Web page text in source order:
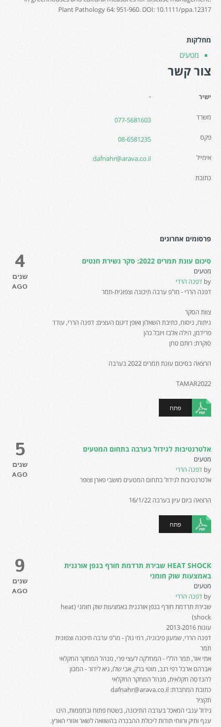
Plant Pathology 64: 951-960. DOI: 10.1111/ppa.12317
מחלקות
מטעים
צור קשר
ישיר
משרד
פקס
אימייל
כתובת
-
077-5681603
08-6581235
dafnahr@arava.co.il
פרסומים אחרונים
4
שנים
AGO
סיכום עונת תמרים 2022: סקר נשירת חנטים
מטעים
by דפנה הררי
דפנה הררי - מו"פ ערבה תיכונה וצפונית-תמר
צוות הסקר
ניתוח, ניסוח, כתיבת השאלון ואופן דיגום העצים: דפנה הררי, עודד
פרידמן, הילה אלבז ויובל כהן
סוקרת: רותם טחן
הרצאה בסיכום עונת תמרים 2022 בערבה
TAMAR2022
פתח
5
שנים
AGO
אלטרנטיבות לגידול בערבה בתחום המטעים
מטעים
by דפנה הררי
אלטרנטיבות לגידול בתחום המטעים מושבי פארן וצופר
הרצאה ביום עיון בערבה 16/1/22
פתח
9
שנים
AGO
HEAT SHOCK שבירת תרדמת חורף בגפן אורגנית
באמצעות שוק חומני
מטעים
by דפנה הררי
שבירת תרדמת חורף בגפן אורגנית באמצעות שוק חומני (heat
shock)
עונות 2013-2016
דפנה הררי, שמעון פיבוניה, רמי גולן - מו"פ ערבה תיכונה וצפונית
תמר
אתי אור, תמר הללי - המחלקה לעצי פרי, מנהל המחקר החקלאי
אברהם ארבל רפי רגב, מוטי ברק, אבי שלו, גיא לידור - המכון
להנדסה חקלאית, מנהל המחקר החקלאי
כתובת המחברת: dafnahr@arava.co.il
תקציר
גידול ענבי המאכל בערבה התיכונה, בשטח פתוח ובחממות, הינו
ענף ותיק ורווחי תודות ליכולת ההבכרה בהשוואה לשאר אזורי הארץ.